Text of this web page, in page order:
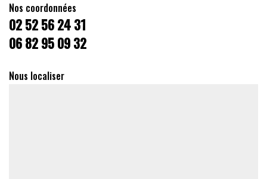
Nos coordonnées
02 52 56 24 31
06 82 95 09 32
Nous localiser